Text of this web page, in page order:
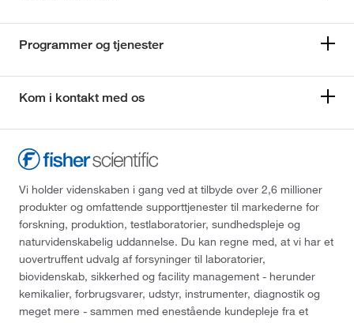
Programmer og tjenester
Kom i kontakt med os
Vi holder videnskaben i gang ved at tilbyde over 2,6 millioner
produkter og omfattende supporttjenester til markederne for
forskning, produktion, testlaboratorier, sundhedspleje og
naturvidenskabelig uddannelse. Du kan regne med, at vi har et
uovertruffent udvalg af forsyninger til laboratorier,
biovidenskab, sikkerhed og facility management - herunder
kemikalier, forbrugsvarer, udstyr, instrumenter, diagnostik og
meget mere - sammen med enestående kundepleje fra et